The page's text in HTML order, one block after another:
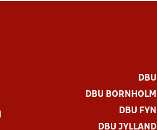
DBU
DBU BORNHOLM
DBU FYN
DBU JYLLAND